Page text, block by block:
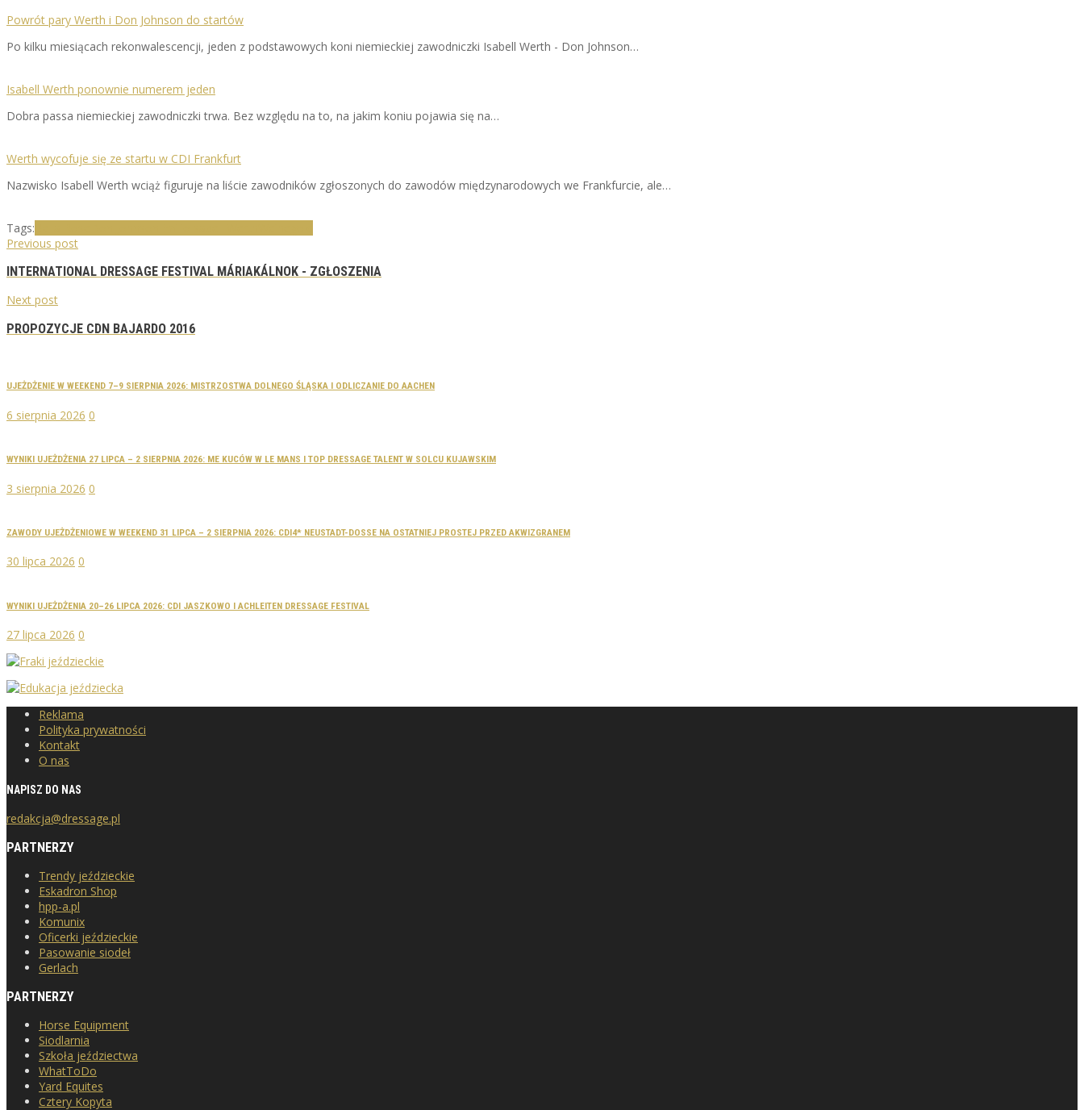
Powrót pary Werth i Don Johnson do startów
Po kilku miesiącach rekonwalescencji, jeden z podstawowych koni niemieckiej zawodniczki Isabell Werth - Don Johnson…
Isabell Werth ponownie numerem jeden
Dobra passa niemieckiej zawodniczki trwa. Bez względu na to, na jakim koniu pojawia się na…
Werth wycofuje się ze startu w CDI Frankfurt
Nazwisko Isabell Werth wciąż figuruje na liście zawodników zgłoszonych do zawodów międzynarodowych we Frankfurcie, ale…
Tags:
Previous post
INTERNATIONAL DRESSAGE FESTIVAL MÁRIAKÁLNOK - ZGŁOSZENIA
Next post
PROPOZYCJE CDN BAJARDO 2016
UJEŻDŻENIE W WEEKEND 7–9 SIERPNIA 2026: MISTRZOSTWA DOLNEGO ŚLĄSKA I ODLICZANIE DO AACHEN
6 sierpnia 2026 0
WYNIKI UJEŻDŻENIA 27 LIPCA – 2 SIERPNIA 2026: ME KUCÓW W LE MANS I TOP DRESSAGE TALENT W SOLCU KUJAWSKIM
3 sierpnia 2026 0
ZAWODY UJEŻDŻENIOWE W WEEKEND 31 LIPCA – 2 SIERPNIA 2026: CDI4* NEUSTADT-DOSSE NA OSTATNIEJ PROSTEJ PRZED AKWIZGRANEM
30 lipca 2026 0
WYNIKI UJEŻDŻENIA 20–26 LIPCA 2026: CDI JASZKOWO I ACHLEITEN DRESSAGE FESTIVAL
27 lipca 2026 0
Reklama
Polityka prywatności
Kontakt
O nas
NAPISZ DO NAS
redakcja@dressage.pl
PARTNERZY
Trendy jeździeckie
Eskadron Shop
hpp-a.pl
Komunix
Oficerki jeździeckie
Pasowanie siodeł
Gerlach
PARTNERZY
Horse Equipment
Siodlarnia
Szkoła jeździectwa
WhatToDo
Yard Equites
Cztery Kopyta